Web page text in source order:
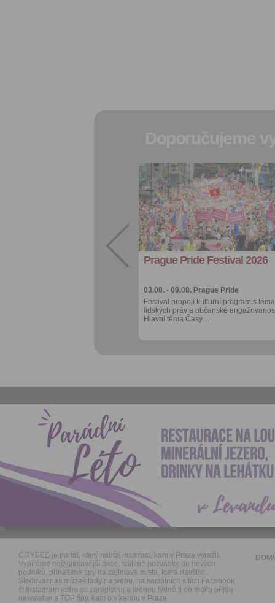
Prague Pride Festival 2026
03.08. - 09.08. Prague Pride
Festival propojí kulturní program s
lidských práv a občanské
Hlavní téma Časy…
Přidat do
oblíbených
Sdílet:
Facebook
export do
kalendáře
Více výhod pro
CITYBEE je portál, který nabízí inspiraci, kam v Praze vyrazit.
Vybíráme nejzajímavější akce, sdílíme pozvánky do nových
podniků, přinášíme tipy na zajímavá místa, která navštívit.
Sledovat nás můžeš tady na webu, na sociálních sítích Facebook
či Instagram nebo se zaregistruj a jednou týdně ti do mailu přijde
newsletter s TOP tipy, kam o víkendu v Praze.